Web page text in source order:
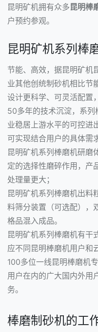
昆明矿机拥有众多昆明棒
户预约参观。
昆明矿机系列棒
节能、高效，据昆明矿机
业其他创统制砂机相比节
设计更科学、可灵活配置
50多年的技术沉淀，系
业稳居上游水平的可控进
可实现结合用户的具体需
昆明矿机系列棒磨机研磨
定的选择性磨碎作用，产
处理量更大；
昆明矿机系列棒磨机出料
料筛分装置（可选配），
格品混入成品。
昆明矿机系列棒磨机有干
应不同昆明棒磨机用户和
100多位一线昆明棒磨机
用户在内的广大国内外用
务。
棒磨制砂机的工